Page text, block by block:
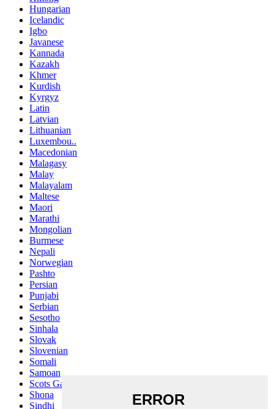
Hungarian
Icelandic
Igbo
Javanese
Kannada
Kazakh
Khmer
Kurdish
Kyrgyz
Latin
Latvian
Lithuanian
Luxembou..
Macedonian
Malagasy
Malay
Malayalam
Maltese
Maori
Marathi
Mongolian
Burmese
Nepali
Norwegian
Pashto
Persian
Punjabi
Serbian
Sesotho
Sinhala
Slovak
Slovenian
Somali
Samoan
Scots Gaelic
Shona
Sindhi